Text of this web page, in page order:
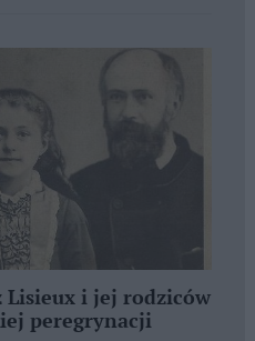
Lisieux i jej rodziców
peregrynacji